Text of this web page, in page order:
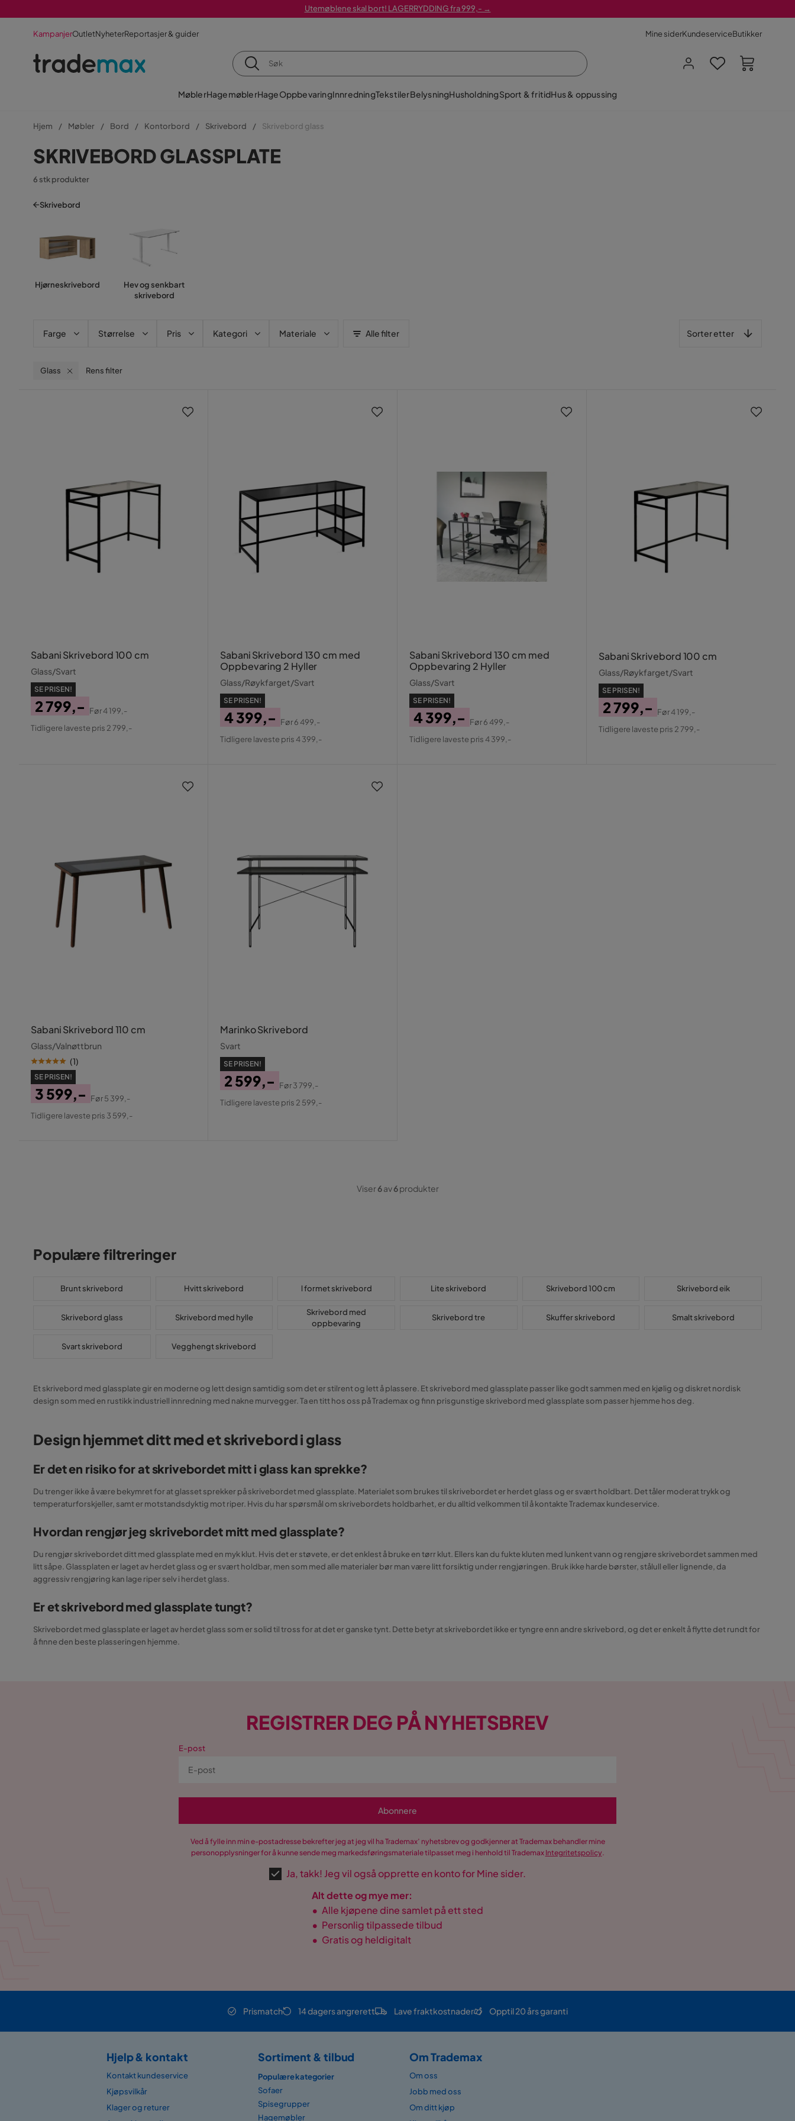
Utemøblene skal bort! LAGERRYDDING fra 999,- →
KampanjerOutletNyheterReportasjer & guider Mine siderKundeserviceButikker
MøblerHagemøblerHageOppbevaringInnredningTekstilerBelysningHusholdningSport & fritidHus & oppussing
Hjem Møbler Bord Kontorbord Skrivebord Skrivebord glass
SKRIVEBORD GLASSPLATE
6 stk produkter
Skrivebord
Hjørneskrivebord
Hev og senkbart
skrivebord
Farge Størrelse Pris Kategori Materiale Alle filter Sorter etter
Glass Rens filter
Sabani Skrivebord 100 cm
Glass/Svart
SE PRISEN!
Pris
2 799,-
Original
Før4 199,-
Tidligere laveste pris 2 799,-
Sabani Skrivebord 130 cm med
Oppbevaring 2 Hyller
Glass/Røykfarget/Svart
SE PRISEN!
Pris
4 399,-
Original
Før6 499,-
Tidligere laveste pris 4 399,-
Sabani Skrivebord 130 cm med
Oppbevaring 2 Hyller
Glass/Svart
SE PRISEN!
Pris
4 399,-
Original
Før6 499,-
Tidligere laveste pris 4 399,-
Sabani Skrivebord 100 cm
Glass/Røykfarget/Svart
SE PRISEN!
Pris
2 799,-
Original
Før4 199,-
Tidligere laveste pris 2 799,-
Sabani Skrivebord 110 cm
Glass/Valnøttbrun
(1)
SE PRISEN!
Pris
3 599,-
Original
Før5 399,-
Tidligere laveste pris 3 599,-
Marinko Skrivebord
Svart
SE PRISEN!
Pris
2 599,-
Original
Før3 799,-
Tidligere laveste pris 2 599,-
Viser6av6produkter
Populære filtreringer
Brunt skrivebord Hvitt skrivebord l formet skrivebord Lite skrivebord Skrivebord 100 cm Skrivebord eik
Skrivebord glass Skrivebord med hylle
Skrivebord med
oppbevaring
Skrivebord tre Skuffer skrivebord Smalt skrivebord
Svart skrivebord Vegghengt skrivebord
Et skrivebord med glassplate gir en moderne og lett design samtidig som det er stilrent og lett å plassere. Et skrivebord med glassplate passer like godt sammen med en kjølig og diskret nordisk
design som med en rustikk industriell innredning med nakne murvegger. Ta en titt hos oss på Trademax og finn prisgunstige skrivebord med glassplate som passer hjemme hos deg.
Design hjemmet ditt med et skrivebord i glass
Er det en risiko for at skrivebordet mitt i glass kan sprekke?
Du trenger ikke å være bekymret for at glasset sprekker på skrivebordet med glassplate. Materialet som brukes til skrivebordet er herdet glass og er svært holdbart. Det tåler moderat trykk og
temperaturforskjeller, samt er motstandsdyktig mot riper. Hvis du har spørsmål om skrivebordets holdbarhet, er du alltid velkommen til å kontakte Trademax kundeservice.
Hvordan rengjør jeg skrivebordet mitt med glassplate?
Du rengjør skrivebordet ditt med glassplate med en myk klut. Hvis det er støvete, er det enklest å bruke en tørr klut. Ellers kan du fukte kluten med lunkent vann og rengjøre skrivebordet sammen med
litt såpe. Glassplaten er laget av herdet glass og er svært holdbar, men som med alle materialer bør man være litt forsiktig under rengjøringen. Bruk ikke harde børster, stålull eller lignende, da
aggressiv rengjøring kan lage riper selv i herdet glass.
Er et skrivebord med glassplate tungt?
Skrivebordet med glassplate er laget av herdet glass som er solid til tross for at det er ganske tynt. Dette betyr at skrivebordet ikke er tyngre enn andre skrivebord, og det er enkelt å flytte det rundt for
å finne den beste plasseringen hjemme.
REGISTRER DEG PÅ NYHETSBREV
E-post
Abonnere
Ved å fylle inn min e-postadresse bekrefter jeg at jeg vil ha Trademax’ nyhetsbrev og godkjenner at Trademax behandler mine
personopplysninger for å kunne sende meg markedsføringsmateriale tilpasset meg i henhold til Trademax Integritetspolicy.
Ja, takk! Jeg vil også opprette en konto for Mine sider.
Alt dette og mye mer:
• Alle kjøpene dine samlet på ett sted
• Personlig tilpassede tilbud
• Gratis og heldigitalt
Prismatch 14 dagers angrerett Lave fraktkostnader Opptil 20 års garanti
Hjelp & kontakt
Kontakt kundeservice
Kjøpsvilkår
Klager og returer
Sortiment & tilbud
Populære kategorier
Sofaer
Spisegrupper
Hagemøbler
Om Trademax
Om oss
Jobb med oss
Om ditt kjøp